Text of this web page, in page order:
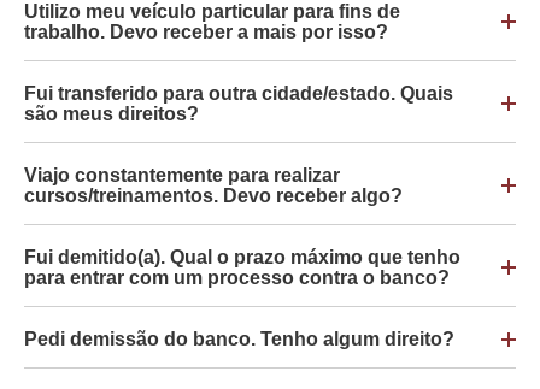
Utilizo meu veículo particular para fins de
trabalho. Devo receber a mais por isso?
Fui transferido para outra cidade/estado. Quais
são meus direitos?
Viajo constantemente para realizar
cursos/treinamentos. Devo receber algo?
Fui demitido(a). Qual o prazo máximo que tenho
para entrar com um processo contra o banco?
Pedi demissão do banco. Tenho algum direito?